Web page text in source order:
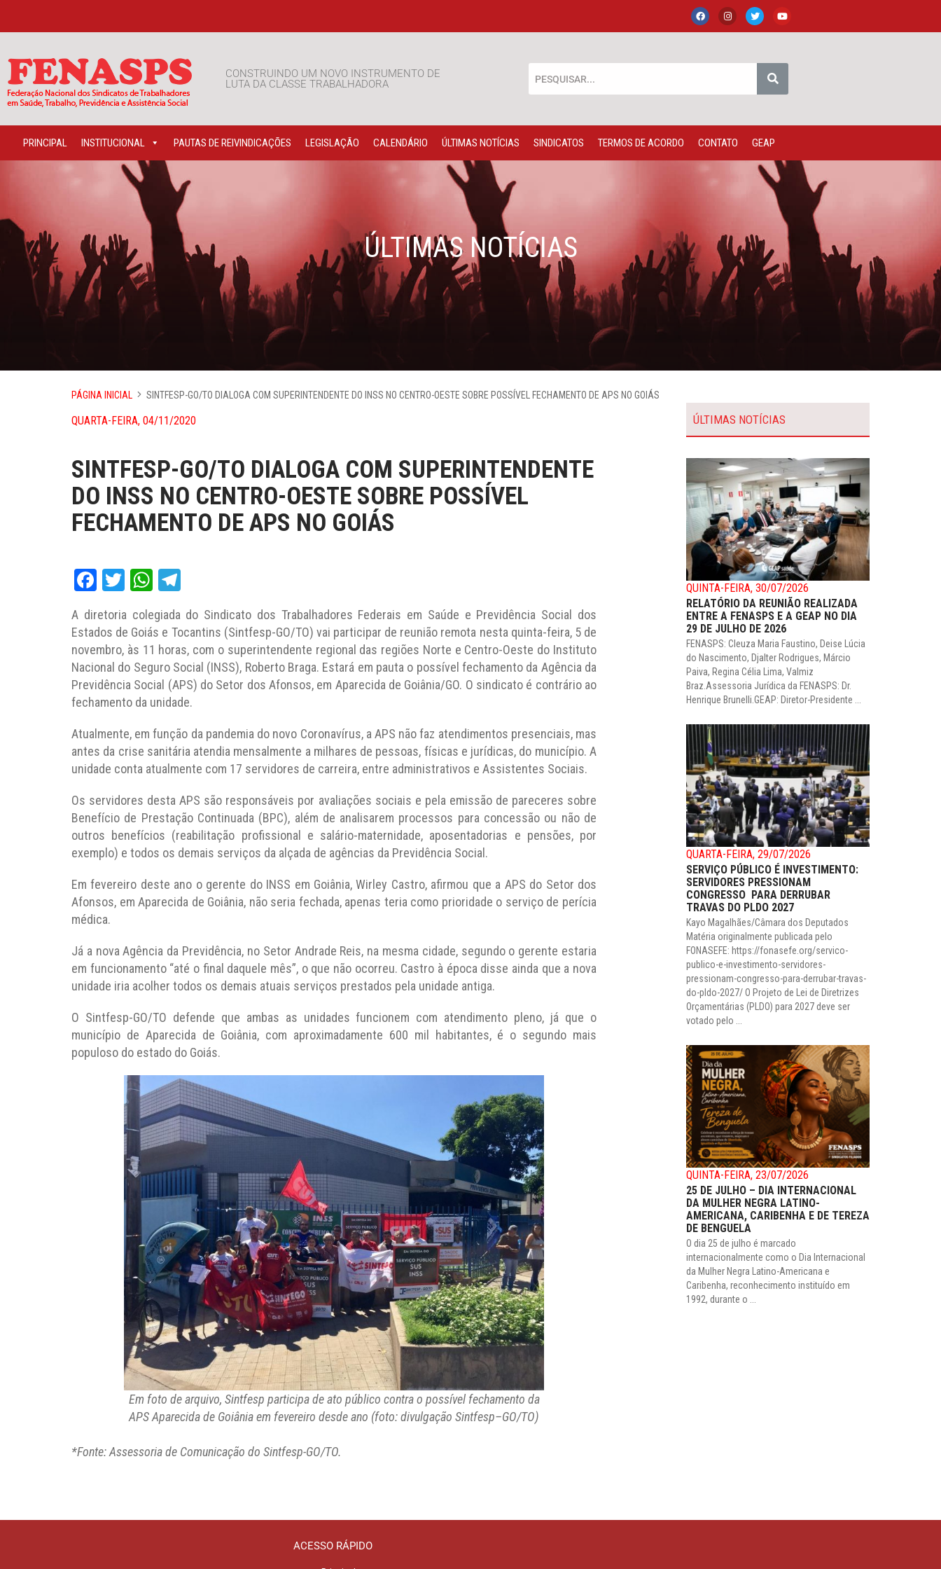
CONSTRUINDO UM NOVO INSTRUMENTO DE
LUTA DA CLASSE TRABALHADORA
PRINCIPAL INSTITUCIONAL PAUTAS DE REIVINDICAÇÕES LEGISLAÇÃO CALENDÁRIO ÚLTIMAS NOTÍCIAS SINDICATOS TERMOS DE ACORDO CONTATO GEAP
ÚLTIMAS NOTÍCIAS
PÁGINA INICIAL SINTFESP-GO/TO DIALOGA COM SUPERINTENDENTE DO INSS NO CENTRO-OESTE SOBRE POSSÍVEL FECHAMENTO DE APS NO GOIÁS
QUARTA-FEIRA, 04/11/2020
SINTFESP-GO/TO DIALOGA COM SUPERINTENDENTE
DO INSS NO CENTRO-OESTE SOBRE POSSÍVEL
FECHAMENTO DE APS NO GOIÁS
Facebook
TwitterWhatsApp
A diretoria colegiada do Sindicato dos Trabalhadores Federais em Saúde e Previdência Social dos
Estados de Goiás e Tocantins (Sintfesp-GO/TO) vai participar de reunião remota nesta quinta-feira, 5 de
novembro, às 11 horas, com o superintendente regional das regiões Norte e Centro-Oeste do Instituto
Nacional do Seguro Social (INSS), Roberto Braga. Estará em pauta o possível fechamento da Agência da
Previdência Social (APS) do Setor dos Afonsos, em Aparecida de Goiânia/GO. O sindicato é contrário ao
fechamento da unidade.
Atualmente, em função da pandemia do novo Coronavírus, a APS não faz atendimentos presenciais, mas
antes da crise sanitária atendia mensalmente a milhares de pessoas, físicas e jurídicas, do município. A
unidade conta atualmente com 17 servidores de carreira, entre administrativos e Assistentes Sociais.
Os servidores desta APS são responsáveis por avaliações sociais e pela emissão de pareceres sobre
Benefício de Prestação Continuada (BPC), além de analisarem processos para concessão ou não de
outros benefícios (reabilitação profissional e salário-maternidade, aposentadorias e pensões, por
exemplo) e todos os demais serviços da alçada de agências da Previdência Social.
Em fevereiro deste ano o gerente do INSS em Goiânia, Wirley Castro, afirmou que a APS do Setor dos
Afonsos, em Aparecida de Goiânia, não seria fechada, apenas teria como prioridade o serviço de perícia
médica.
Já a nova Agência da Previdência, no Setor Andrade Reis, na mesma cidade, segundo o gerente estaria
em funcionamento “até o final daquele mês”, o que não ocorreu. Castro à época disse ainda que a nova
unidade iria acolher todos os demais atuais serviços prestados pela unidade antiga.
O Sintfesp-GO/TO defende que ambas as unidades funcionem com atendimento pleno, já que o
município de Aparecida de Goiânia, com aproximadamente 600 mil habitantes, é o segundo mais
populoso do estado do Goiás.
Em foto de arquivo, Sintfesp participa de ato público contra o possível fechamento da
APS Aparecida de Goiânia em fevereiro desde ano (foto: divulgação Sintfesp–GO/TO)
*Fonte: Assessoria de Comunicação do Sintfesp-GO/TO.
ÚLTIMAS NOTÍCIAS
QUINTA-FEIRA, 30/07/2026
RELATÓRIO DA REUNIÃO REALIZADA
ENTRE A FENASPS E A GEAP NO DIA
29 DE JULHO DE 2026
FENASPS: Cleuza Maria Faustino, Deise Lúcia
do Nascimento, Djalter Rodrigues, Márcio
Paiva, Regina Célia Lima, Valmiz
Braz.Assessoria Jurídica da FENASPS: Dr.
Henrique Brunelli.GEAP: Diretor-Presidente ...
QUARTA-FEIRA, 29/07/2026
SERVIÇO PÚBLICO É INVESTIMENTO:
SERVIDORES PRESSIONAM
CONGRESSO PARA DERRUBAR
TRAVAS DO PLDO 2027
Kayo Magalhães/Câmara dos Deputados
Matéria originalmente publicada pelo
FONASEFE: https://fonasefe.org/servico-
publico-e-investimento-servidores-
pressionam-congresso-para-derrubar-travas-
do-pldo-2027/ O Projeto de Lei de Diretrizes
Orçamentárias (PLDO) para 2027 deve ser
votado pelo ...
QUINTA-FEIRA, 23/07/2026
25 DE JULHO – DIA INTERNACIONAL
DA MULHER NEGRA LATINO-
AMERICANA, CARIBENHA E DE TEREZA
DE BENGUELA
O dia 25 de julho é marcado
internacionalmente como o Dia Internacional
da Mulher Negra Latino-Americana e
Caribenha, reconhecimento instituído em
1992, durante o ...
ACESSO RÁPIDO